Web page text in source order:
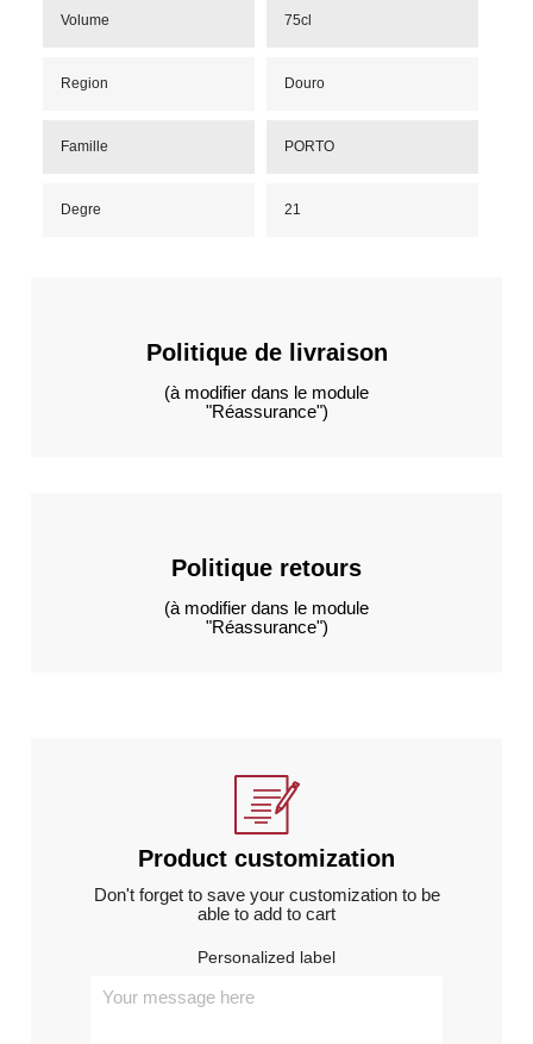
Volume 75cl
Region Douro
Famille PORTO
Degre 21
Politique de livraison
(à modifier dans le module
"Réassurance")
Politique retours
(à modifier dans le module
"Réassurance")
Product customization
Don't forget to save your customization to be
able to add to cart
Personalized label